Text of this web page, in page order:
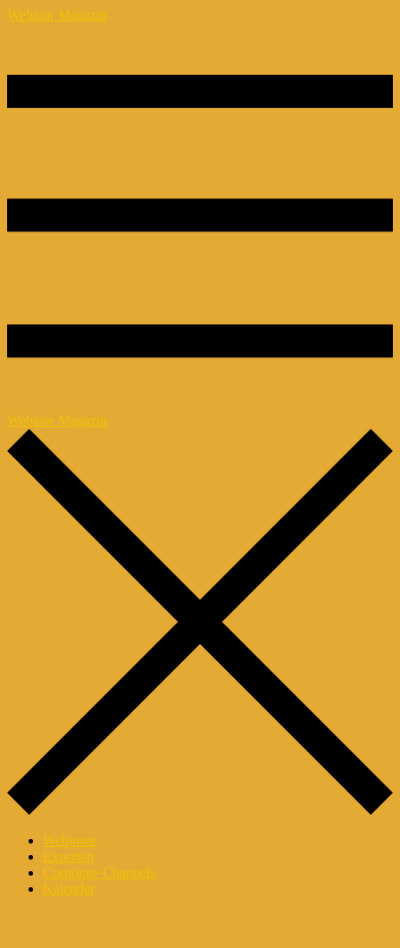
Webinar Magazin
Webinar Magazin
Webinare
Experten
Corporate Channels
Kalender